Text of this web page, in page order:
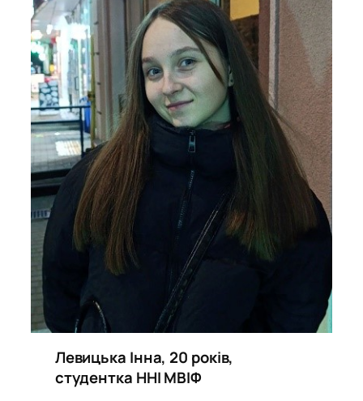
Левицька Інна, 20 років,
студентка ННІ МВІФ